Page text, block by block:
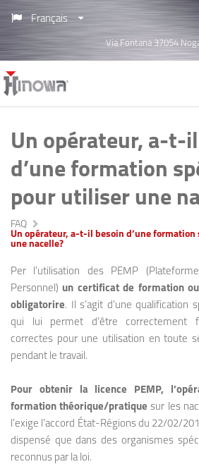
Français
Via Fontana 37054
Un opérateur, a-t-
d’une formation
pour utiliser une
FAQ
Un opérateur, a-t-il besoin d’une
une nacelle?
Per l’utilisation des PEMP
Personnel) un certificat de formation
obligatorire. Il s’agit d’une qualification
qui lui permet d’être correctement
correctes pour une utilisation en toute
pendant le travail.
Pour obtenir la licence PEMP,
formation théorique/pratique sur les
l’exige l’accord État-Régions du 22/02/
dispensé que dans des organismes
reconnus par la loi.